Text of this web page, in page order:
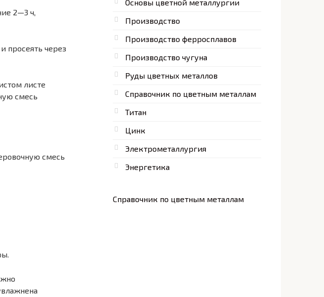
2—3 ч,
просеять через
листе
смесь
смесь
Основы цветной металлургии
Производство
Производство ферросплавов
Производство чугуна
Руды цветных металлов
Справочник по цветным металлам
Титан
Цинк
Электрометаллургия
Энергетика
Справочник по цветным металлам